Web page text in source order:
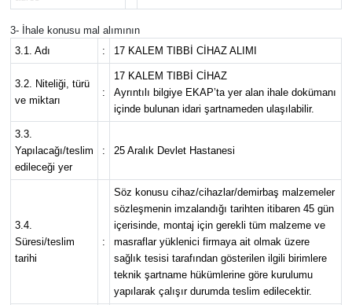
3- İhale konusu mal alımının
3.1. Adı
: 17 KALEM TIBBİ CİHAZ ALIMI
3.2. Niteliği, türü
ve miktarı
:
17 KALEM TIBBİ CİHAZ
Ayrıntılı bilgiye EKAP’ta yer alan ihale dokümanı
içinde bulunan idari şartnameden ulaşılabilir.
3.3.
Yapılacağı/teslim
edileceği yer
: 25 Aralık Devlet Hastanesi
3.4.
Süresi/teslim
tarihi
:
Söz konusu cihaz/cihazlar/demirbaş malzemeler
sözleşmenin imzalandığı tarihten itibaren 45 gün
içerisinde, montaj için gerekli tüm malzeme ve
masraflar yüklenici firmaya ait olmak üzere
sağlık tesisi tarafından gösterilen ilgili birimlere
teknik şartname hükümlerine göre kurulumu
yapılarak çalışır durumda teslim edilecektir.